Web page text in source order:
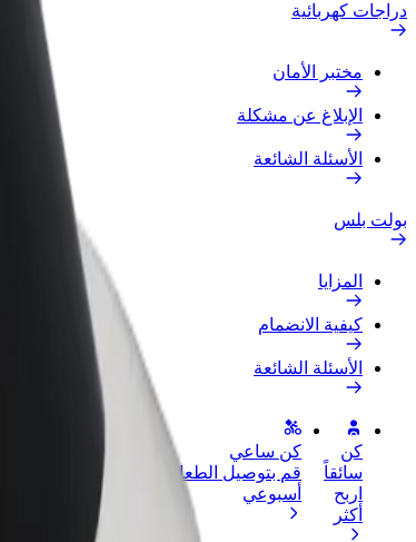
دراجات كهربائية
مختبر الأمان
الإبلاغ عن مشكلة
الأسئلة الشائعة
بولت بلس
المزايا
كيفية الانضمام
الأسئلة الشائعة
كن
سائقاً
اربح
أكثر
كن ساعي
قم بتوصيل الطعام واحصل على أجر
أسبوعي